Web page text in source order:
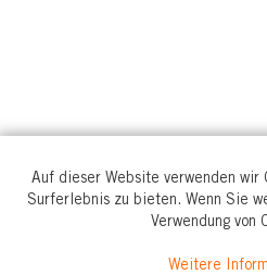
Auf dieser Website verwenden wir
Surferlebnis zu bieten. Wenn Sie
Verwendung von
Weitere